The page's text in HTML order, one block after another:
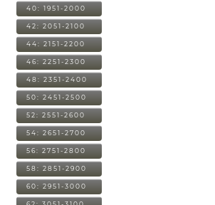
40: 1951-2000
42: 2051-2100
44: 2151-2200
46: 2251-2300
48: 2351-2400
50: 2451-2500
52: 2551-2600
54: 2651-2700
56: 2751-2800
58: 2851-2900
60: 2951-3000